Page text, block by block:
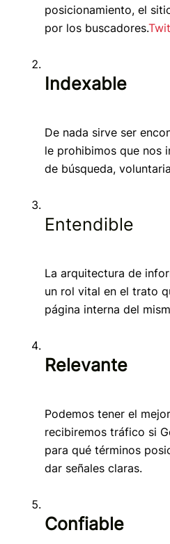
posicionamiento, el
por los buscadores.
Indexable
De nada sirve ser
le prohibimos que nos
de búsqueda,
Entendible
La arquitectura de
un rol vital en el trato
página interna del
Relevante
Podemos tener el
recibiremos tráfico si
para qué términos
dar señales claras.
Confiable